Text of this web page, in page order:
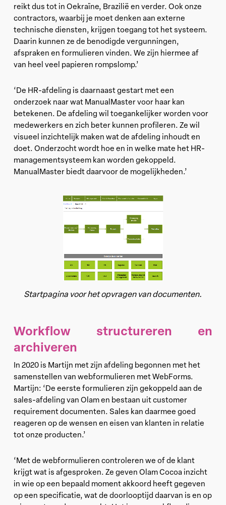
reikt dus tot in Oekraïne, Brazilië en verder. Ook onze
contractors, waarbij je moet denken aan externe
technische diensten, krijgen toegang tot het systeem.
Daarin kunnen ze de benodigde vergunningen,
afspraken en formulieren vinden. We zijn hiermee af
van heel veel papieren rompslomp.’
‘De HR-afdeling is daarnaast gestart met een
onderzoek naar wat ManualMaster voor haar kan
betekenen. De afdeling wil toegankelijker worden voor
medewerkers en zich beter kunnen profileren. Ze wil
visueel inzichtelijk maken wat de afdeling inhoudt en
doet. Onderzocht wordt hoe en in welke mate het HR-
managementsysteem kan worden gekoppeld.
ManualMaster biedt daarvoor de mogelijkheden.’
Startpagina voor het opvragen van documenten.
Workflow structureren en
archiveren
In 2020 is Martijn met zijn afdeling begonnen met het
samenstellen van webformulieren met WebForms.
Martijn: ‘De eerste formulieren zijn gekoppeld aan de
sales-afdeling van Olam en bestaan uit customer
requirement documenten. Sales kan daarmee goed
reageren op de wensen en eisen van klanten in relatie
tot onze producten.’
‘Met de webformulieren controleren we of de klant
krijgt wat is afgesproken. Ze geven Olam Cocoa inzicht
in wie op een bepaald moment akkoord heeft gegeven
op een specificatie, wat de doorlooptijd daarvan is en op